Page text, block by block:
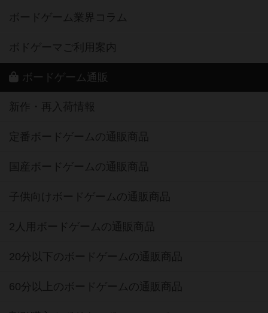
ボードゲーム業界コラム
ボドゲーマご利用案内
ボードゲーム通販
新作・再入荷情報
定番ボードゲームの通販商品
国産ボードゲームの通販商品
子供向けボードゲームの通販商品
2人用ボードゲームの通販商品
20分以下のボードゲームの通販商品
60分以上のボードゲームの通販商品